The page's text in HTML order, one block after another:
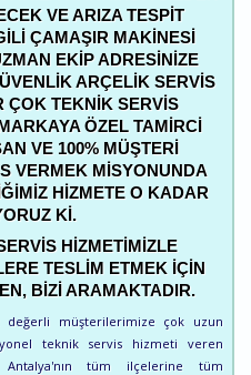
VE ARIZA TESPIT
ÇAMAŞIR MAKINESI
EKIP ADRESINIZE
ARÇELIK SERVIS
ÇOK TEKNIK SERVIS
ÖZEL TAMIRCI
VE 100% MÜŞTERI
VERMEK MISYONUNDA
HIZMETE O KADAR
KI.
HIZMETIMIZLE
TESLIM ETMEK IÇIN
BIZI ARAMAKTADIR.
değerli müşterilerimize çok uzun
teknik servis hizmeti veren
Antalya'nın tüm ilçelerine tüm